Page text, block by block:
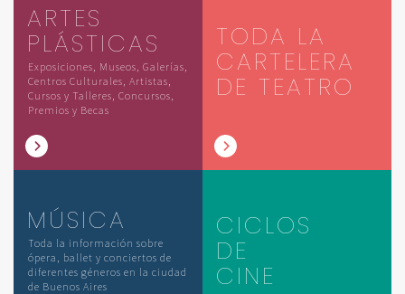
ARTES
PLÁSTICAS
Exposiciones, Museos, Galerías,
Centros Culturales, Artistas,
Cursos y Talleres, Concursos,
Premios y Becas
TODA LA
CARTELERA
DE TEATRO
MÚSICA
Toda la información sobre
ópera, ballet y conciertos de
diferentes géneros en la ciudad
de Buenos Aires
CICLOS
DE
CINE